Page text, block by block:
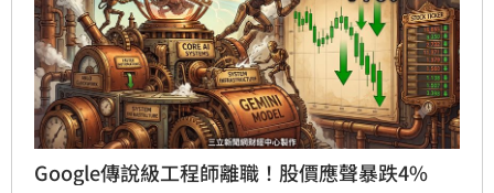
Google傳說級工程師離職！股價應聲暴跌4%